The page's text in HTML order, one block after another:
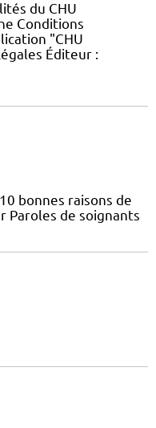
du CHU
Conditions
"CHU
Éditeur :
bonnes raisons de
Paroles de soignants